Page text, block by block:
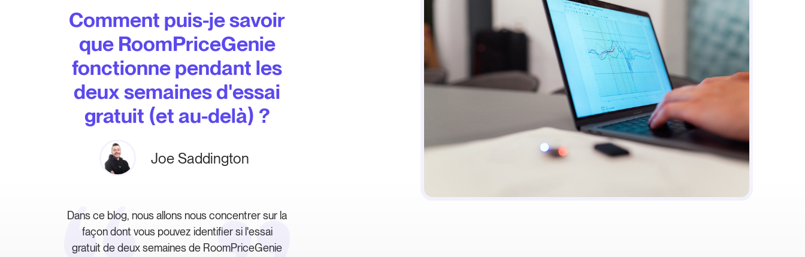
Comment puis-je savoir
que RoomPriceGenie
fonctionne pendant les
deux semaines d'essai
gratuit (et au-delà) ?
Joe Saddington
Dans ce blog, nous allons nous concentrer sur la
façon dont vous pouvez identifier si l'essai
gratuit de deux semaines de RoomPriceGenie